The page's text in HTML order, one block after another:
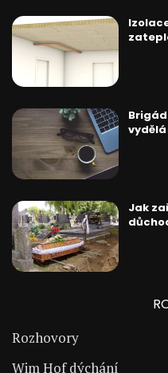
Jak
Rozhovory
Wim Hof dýchání